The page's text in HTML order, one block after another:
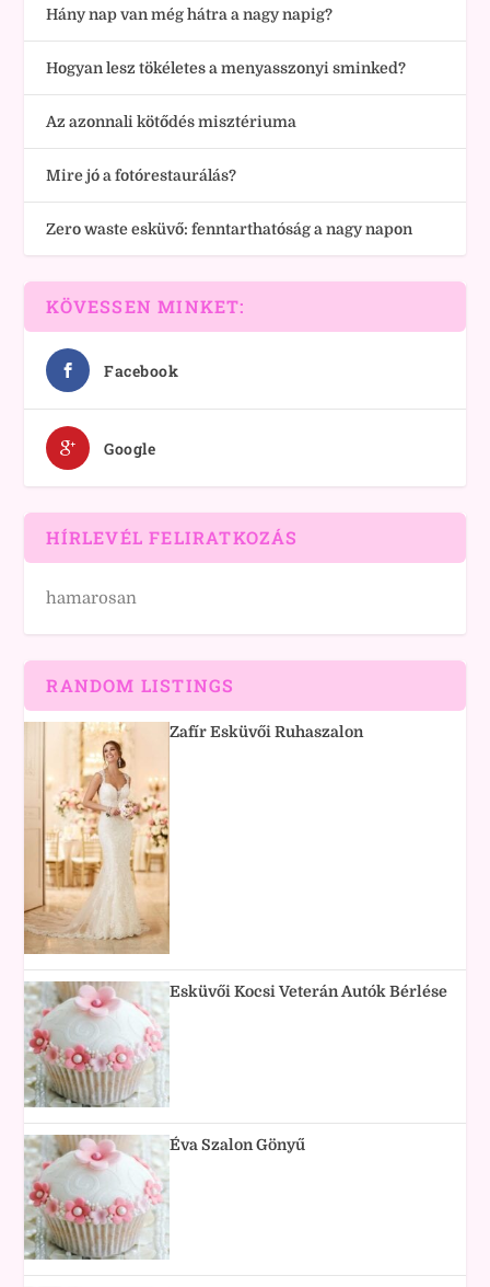
Hány nap van még hátra a nagy napig?
Hogyan lesz tökéletes a menyasszonyi sminked?
Az azonnali kötődés misztériuma
Mire jó a fotórestaurálás?
Zero waste esküvő: fenntarthatóság a nagy napon
KÖVESSEN MINKET:
Facebook
Google
HÍRLEVÉL FELIRATKOZÁS
hamarosan
RANDOM LISTINGS
Zafír Esküvői Ruhaszalon
Esküvői Kocsi Veterán Autók Bérlése
Éva Szalon Gönyű